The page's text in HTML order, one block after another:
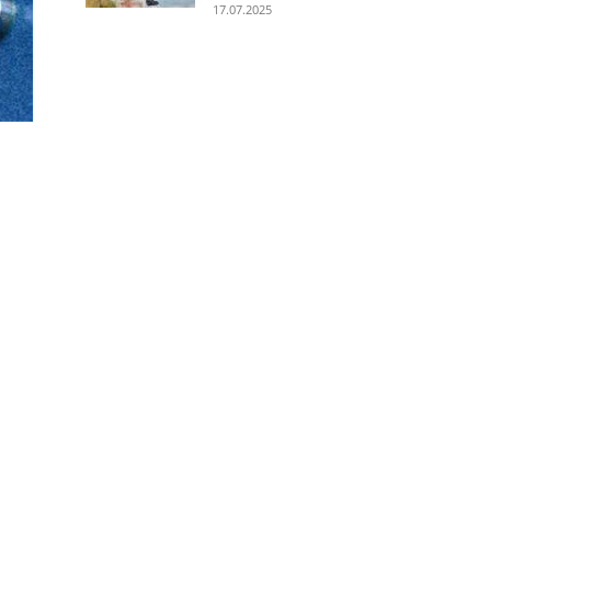
17.07.2025